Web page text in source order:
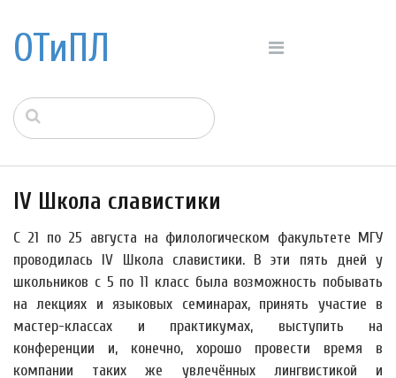
ОТиПЛ
IV Школа славистики
С 21 по 25 августа на филологическом факультете МГУ
проводилась IV Школа славистики. В эти пять дней у
школьников с 5 по 11 класс была возможность побывать
на лекциях и языковых семинарах, принять участие в
мастер-классах и практикумах, выступить на
конференции и, конечно, хорошо провести время в
компании таких же увлечённых лингвистикой и